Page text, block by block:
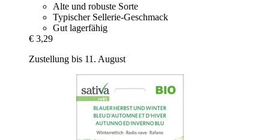
Alte und robuste Sorte
Typischer Sellerie-Geschmack
Gut lagerfähig
€ 3,29
Zustellung bis 11. August